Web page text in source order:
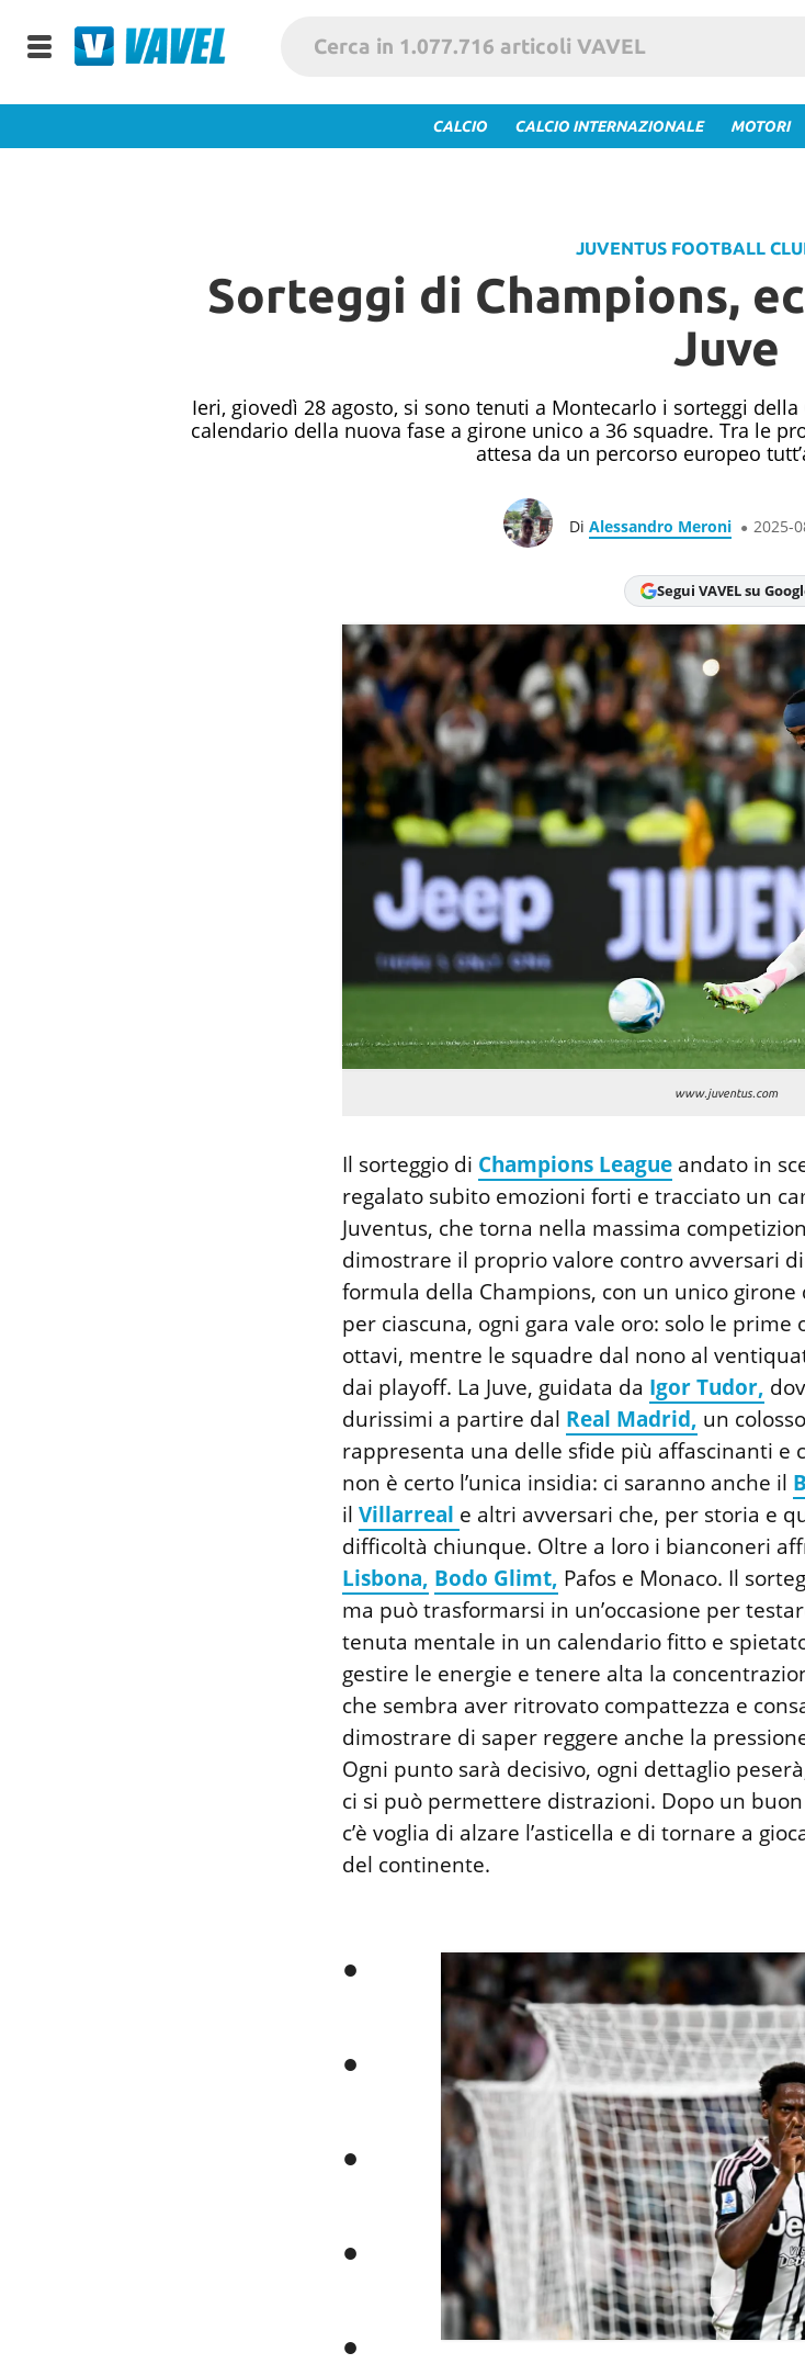
CALCIO CALCIO INTERNAZIONALE MOTORI
JUVENTUS FOOTBALL
Sorteggi di Champions,
Juve
Ieri, giovedì 28 agosto, si sono tenuti a Montecarlo i sorteggi
calendario della nuova fase a girone unico a 36 squadre. Tra le
attesa da un percorso europeo
Di Alessandro Meroni 2025-
Segui VAVEL su
www.juventus.com
Il sorteggio di Champions League andato in
regalato subito emozioni forti e tracciato un
Juventus, che torna nella massima
dimostrare il proprio valore contro avversari
formula della Champions, con un unico
per ciascuna, ogni gara vale oro: solo le
ottavi, mentre le squadre dal nono al
dai playoff. La Juve, guidata da Igor Tudor,
durissimi a partire dal Real Madrid, un
rappresenta una delle sfide più affascinanti e
non è certo l’unica insidia: ci saranno anche il
il Villarreal e altri avversari che, per storia e
difficoltà chiunque. Oltre a loro i bianconeri
Lisbona, Bodo Glimt, Pafos e Monaco. Il
ma può trasformarsi in un’occasione per
tenuta mentale in un calendario fitto e
gestire le energie e tenere alta la
che sembra aver ritrovato compattezza e
dimostrare di saper reggere anche la
Ogni punto sarà decisivo, ogni dettaglio
ci si può permettere distrazioni. Dopo un
c’è voglia di alzare l’asticella e di tornare a
del continente.